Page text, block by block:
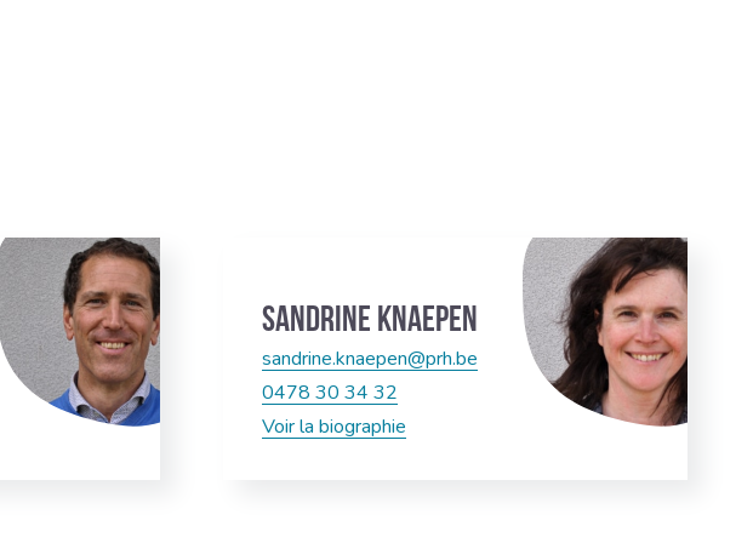
Sandrine Knaepen
sandrine.knaepen@prh.be
0478 30 34 32
Voir la biographie